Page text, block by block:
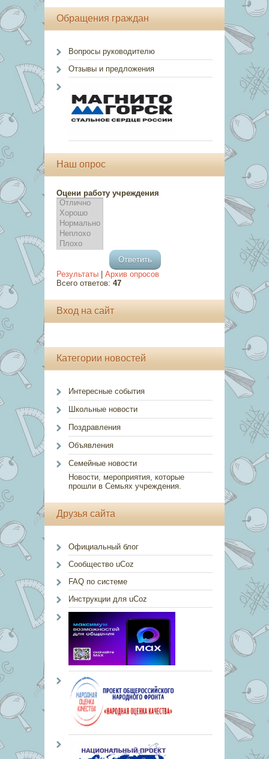
Обращения граждан
Вопросы руководителю
Отзывы и предложения
Наш опрос
Оцени работу учреждения
Результаты
Архив опросов
Всего ответов: 47
Вход на сайт
Категории новостей
Интересные события
Школьные новости
Поздравления
Объявления
Семейные новости
Новости, мероприятия, которые
прошли в Семьях учреждения.
Друзья сайта
Официальный блог
Сообщество uCoz
FAQ по системе
Инструкции для uCoz